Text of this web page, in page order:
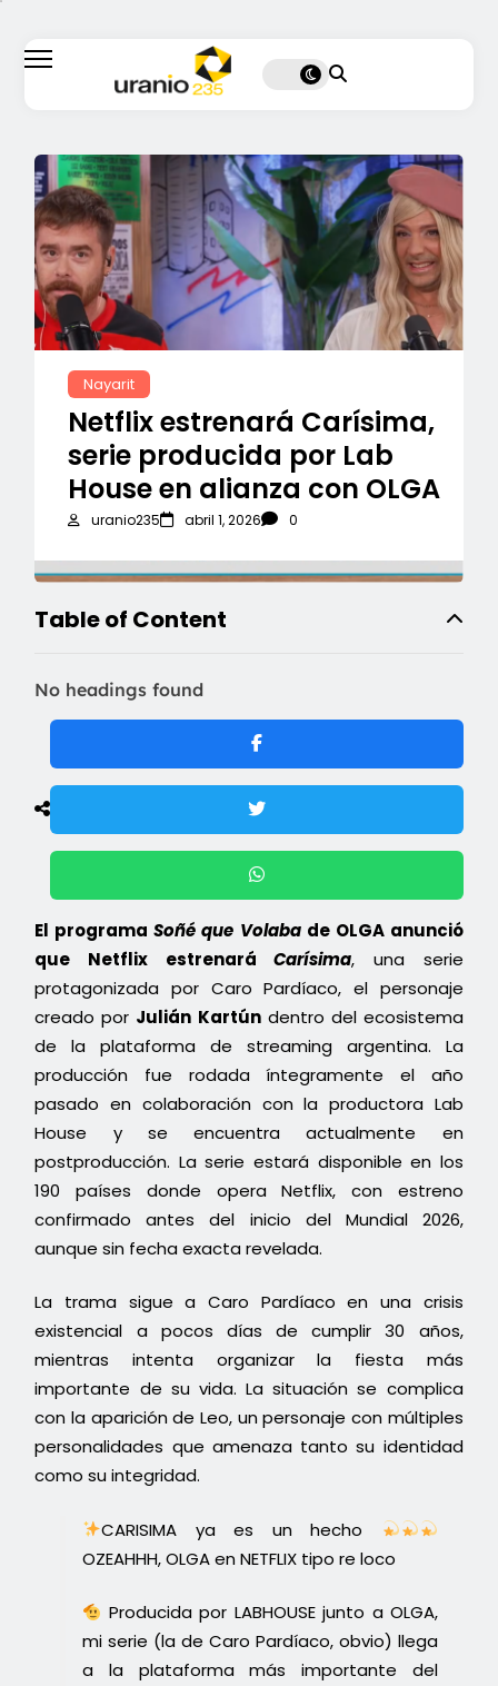
Nayarit
Netflix estrenará Carísima,
serie producida por Lab
House en alianza con OLGA
uranio235 abril 1, 2026 0
Table of Content
No headings found
El programaSoñé que Volabade OLGA anunció
que Netflix estrenaráCarísima, una serie
protagonizada por Caro Pardíaco, el personaje
creado por Julián Kartúndentro del ecosistema
de la plataforma de streaming argentina. La
producción fue rodada íntegramente el año
pasado en colaboración con la productora Lab
House y se encuentra actualmente en
postproducción. La serie estará disponible en los
190 países donde opera Netflix, con estreno
confirmado antes del inicio del Mundial 2026,
aunque sin fecha exacta revelada.
La trama sigue a Caro Pardíaco en una crisis
existencial a pocos días de cumplir 30 años,
mientras intenta organizar la fiesta más
importante de su vida. La situación se complica
con la aparición de Leo, un personaje con múltiples
personalidades que amenaza tanto su identidad
como su integridad.
CARISIMA ya es un hecho
OZEAHHH, OLGA en NETFLIX tipo re loco
Producida por LABHOUSE junto a OLGA,
mi serie (la de Caro Pardíaco, obvio) llega
a la plataforma más importante del